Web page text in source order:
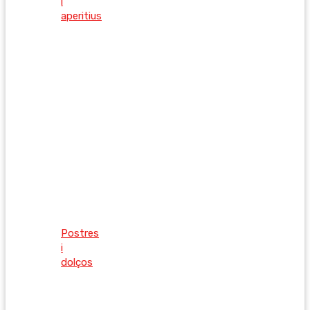
aperitius
Postres
i
dolços